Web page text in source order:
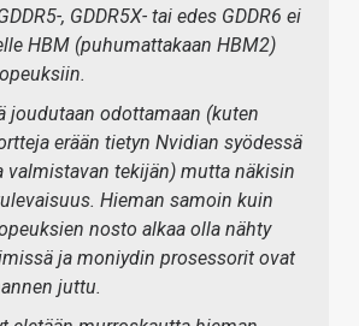
, GDDR5X- tai edes GDDR6 ei
HBM (puhumattakaan HBM2)
joudutaan odottamaan (kuten
erään tietyn Nvidian syödessä
valmistavan tekijän) mutta näkisin
Hieman samoin kuin
nosto alkaa olla nähty
ja moniydin prosessorit ovat
juttu.